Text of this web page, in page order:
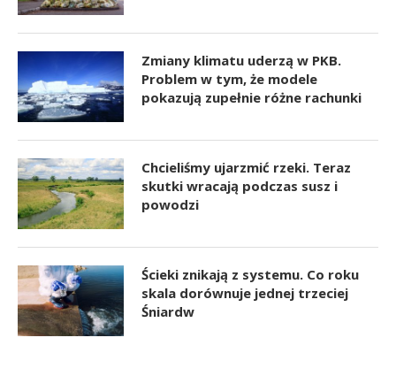
Zmiany klimatu uderzą w PKB.
Problem w tym, że modele
pokazują zupełnie różne rachunki
Chcieliśmy ujarzmić rzeki. Teraz
skutki wracają podczas susz i
powodzi
Ścieki znikają z systemu. Co roku
skala dorównuje jednej trzeciej
Śniardw